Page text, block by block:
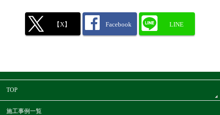
【X】 Facebook LINE
TOP
施工事例一覧